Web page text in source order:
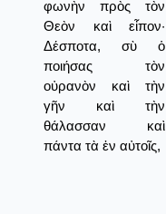
φωνὴν πρὸς τὸν
Θεὸν καὶ εἶπον·
Δέσποτα, σὺ ὁ
ποιήσας τὸν
οὐρανὸν καὶ τὴν
γῆν καὶ τὴν
θάλασσαν καὶ
πάντα τὰ ἐν αὐτοῖς,